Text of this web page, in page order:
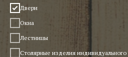
Двери
Окна
Лестницы
Столярные изделия индивидуального